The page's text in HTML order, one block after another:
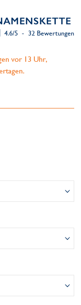
4.6/5 - 32 Bewertungen
vor 13 Uhr,